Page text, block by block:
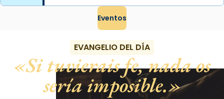
Eventos
EVANGELIO DEL DÍA
Si tuvierais fe, nada os
sería imposible.